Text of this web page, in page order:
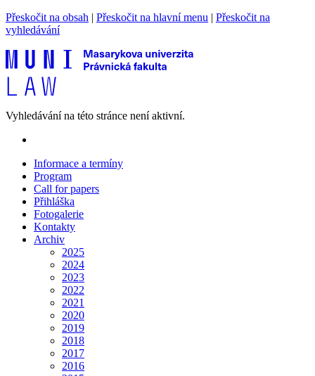
Přeskočit na obsah | Přeskočit na hlavní menu | Přeskočit na
vyhledávání
Vyhledávání na této stránce není aktivní.
Informace a termíny
Program
Call for papers
Přihláška
Fotogalerie
Kontakty
Archiv
2025
2024
2023
2022
2021
2020
2019
2018
2017
2016